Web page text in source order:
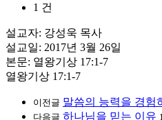
1 건
설교자: 강성욱 목사
설교일: 2017년 3월 26일
본문: 열왕기상 17:1-7
열왕기상 17:1-7
이전글 말씀의 능력을 경험
다음글 하나님을 믿는 이유